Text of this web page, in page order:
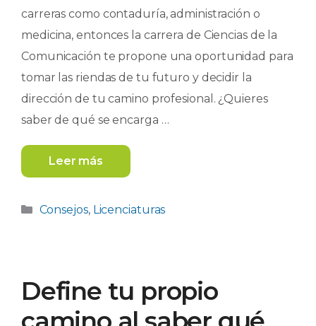
carreras como contaduría, administración o
medicina, entonces la carrera de Ciencias de la
Comunicación te propone una oportunidad para
tomar las riendas de tu futuro y decidir la
dirección de tu camino profesional. ¿Quieres
saber de qué se encarga …
Leer más
Categorías
Consejos, Licenciaturas
Define tu propio